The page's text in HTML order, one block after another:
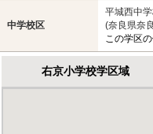
中学校区
平城西中
(奈良県奈
この学区
右京小学校学区域